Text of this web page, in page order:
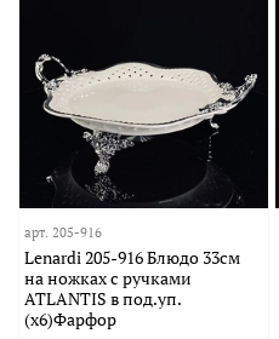
арт. 205-916
Lenardi 205-916 Блюдо 33см
на ножках с ручками
ATLANTIS в под.уп.
(х6)Фарфор